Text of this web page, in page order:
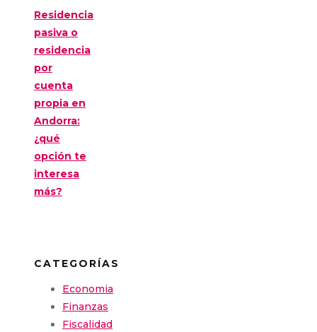
Residencia
pasiva o
residencia
por
cuenta
propia en
Andorra:
¿qué
opción te
interesa
más?
CATEGORÍAS
Economia
Finanzas
Fiscalidad